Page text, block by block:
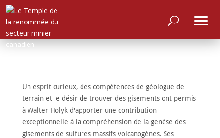
Un esprit curieux, des compétences de géologue de
terrain et le désir de trouver des gisements ont permis
à Walter Holyk d'apporter une contribution
exceptionnelle à la compréhension de la genèse des
gisements de sulfures massifs volcanogènes. Ses